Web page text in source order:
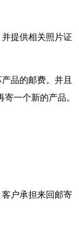
提供相关照片证
品的邮费。并且
一个新的产品。
户承担来回邮寄